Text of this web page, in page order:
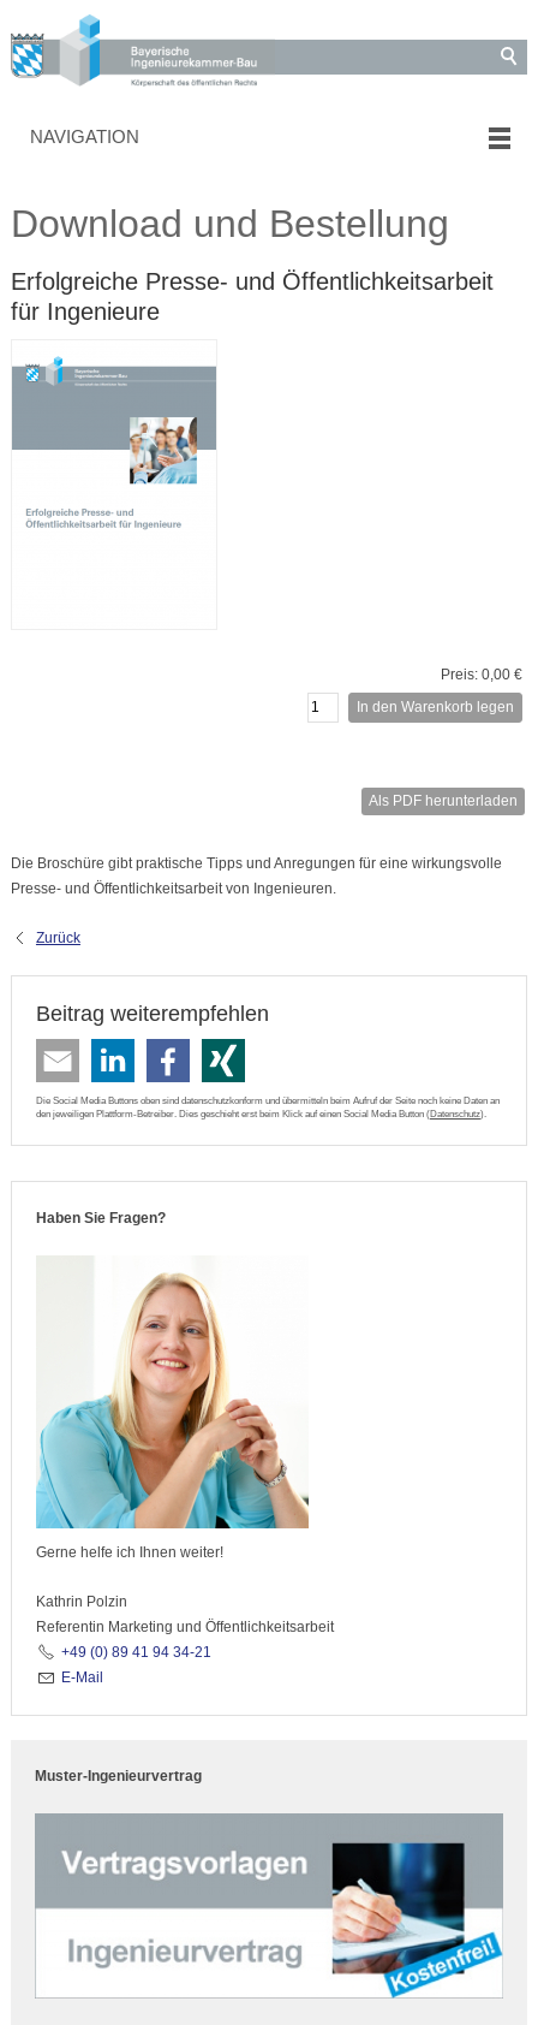
NAVIGATION
Download und Bestellung
Erfolgreiche Presse- und Öffentlichkeitsarbeit
für Ingenieure
Preis: 0,00 €
In den Warenkorb legen
Als PDF herunterladen
Die Broschüre gibt praktische Tipps und Anregungen für eine wirkungsvolle
Presse- und Öffentlichkeitsarbeit von Ingenieuren.
Zurück
Beitrag weiterempfehlen
Die Social Media Buttons oben sind datenschutzkonform und übermitteln beim Aufruf der Seite noch keine Daten an
den jeweiligen Plattform-Betreiber. Dies geschieht erst beim Klick auf einen Social Media Button (Datenschutz).
Haben Sie Fragen?
Gerne helfe ich Ihnen weiter!
Kathrin Polzin
Referentin Marketing und Öffentlichkeitsarbeit
+49 (0) 89 41 94 34-21
E-Mail
Muster-Ingenieurvertrag